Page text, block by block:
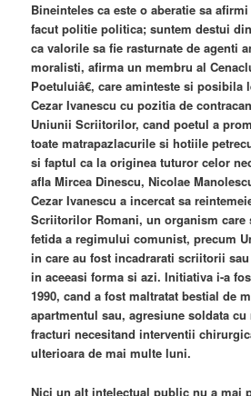
Bineinteles ca este o aberatie sa
facut politie politica; suntem destui
ca valorile sa fie rasturnate de agenti
moralisti, afirma un membru al
Poetuluiâ€, care aminteste si posibila
Cezar Ivanescu cu pozitia de
Uniunii Scriitorilor, cand poetul a
toate matrapazlacurile si hotiile
si faptul ca la originea tuturor celor
afla Mircea Dinescu, Nicolae
Cezar Ivanescu a incercat sa
Scriitorilor Romani, un organism care
fetida a regimului comunist, precum
in care au fost incadrarati scriitorii
in aceeasi forma si azi. Initiativa i-a
1990, cand a fost maltratat bestial de
apartmentul sau, agresiune soldata
fracturi necesitand interventii
ulterioara de mai multe luni.
Nici un alt intelectual public nu a mai